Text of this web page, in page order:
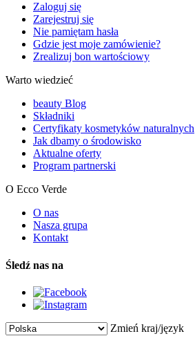
Zaloguj się
Zarejestruj się
Nie pamiętam hasła
Gdzie jest moje zamówienie?
Zrealizuj bon wartościowy
Warto wiedzieć
beauty Blog
Składniki
Certyfikaty kosmetyków naturalnych
Jak dbamy o środowisko
Aktualne oferty
Program partnerski
O Ecco Verde
O nas
Nasza grupa
Kontakt
Śledź nas na
Zmień kraj/język